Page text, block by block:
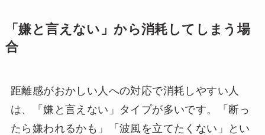
「嫌と言えない」から消耗してしまう場
合
距離感がおかしい人への対応で消耗しやすい人
は、「嫌と言えない」タイプが多いです。「断っ
たら嫌われるかも」「波風を立てたくない」とい